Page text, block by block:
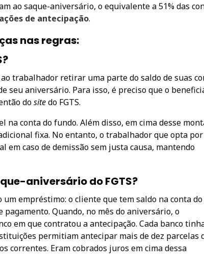
ao saque-aniversário, o equivalente a 51% das
de antecipação.
nas regras:
trabalhador retirar uma parte do saldo de suas
seu aniversário. Para isso, é preciso que o
dositedo FGTS.
na conta do fundo. Além disso, em cima desse
fixa. No entanto, o trabalhador que opta
caso de demissão sem justa causa, mantendo
aniversário do FGTS?
empréstimo: o cliente que tem saldo na conta do
Quando, no mês do aniversário, o
em que contratou a antecipação. Cada banco
permitiam antecipar mais de dez parcelas
correntes. Eram cobrados juros em cima dessa